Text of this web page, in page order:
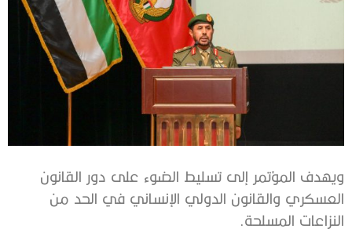
ويهدف المؤتمر إلى تسليط الضوء على دور القانون
العسكري والقانون الدولي الإنساني في الحد من
النزاعات المسلحة.